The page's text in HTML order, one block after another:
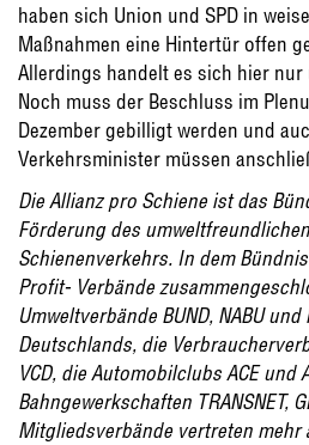
haben sich Union und SPD in
Maßnahmen eine Hintertür offen
Allerdings handelt es sich hier nur
Noch muss der Beschluss im
Dezember gebilligt werden und
Verkehrsminister müssen
Die Allianz pro Schiene ist das
Förderung des
Schienenverkehrs. In dem
Profit- Verbände
Umweltverbände BUND, NABU
Deutschlands, die
VCD, die Automobilclubs ACE und
Bahngewerkschaften TRANSNET,
Mitgliedsverbände vertreten mehr